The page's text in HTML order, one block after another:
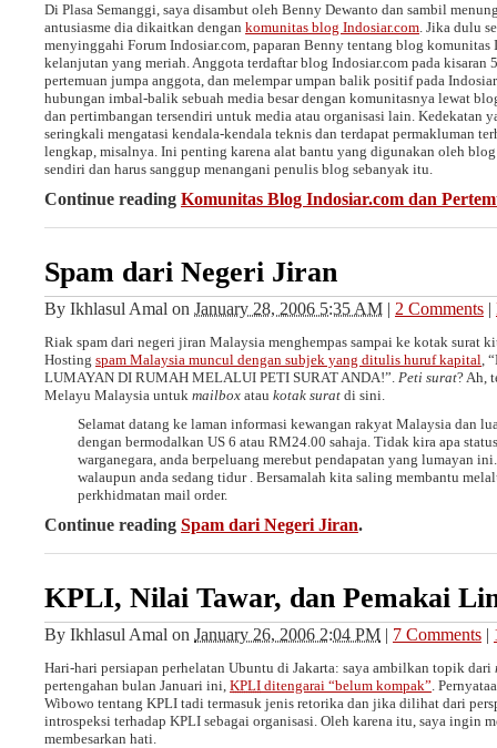
Di Plasa Semanggi, saya disambut oleh Benny Dewanto dan sambil
antusiasme dia dikaitkan dengan komunitas blog Indosiar.com. Jika dulu
menyinggahi Forum Indosiar.com, paparan Benny tentang blog komunitas
kelanjutan yang meriah. Anggota terdaftar blog Indosiar.com pada kisaran
pertemuan jumpa anggota, dan melempar umpan balik positif pada
hubungan imbal-balik sebuah media besar dengan komunitasnya lewat
dan pertimbangan tersendiri untuk media atau organisasi lain. Kedekatan
seringkali mengatasi kendala-kendala teknis dan terdapat permakluman
lengkap, misalnya. Ini penting karena alat bantu yang digunakan oleh
sendiri dan harus sanggup menangani penulis blog sebanyak itu.
Continue reading Komunitas Blog Indosiar.com dan
Spam dari Negeri Jiran
By Ikhlasul Amal on January 28, 2006 5:35 AM | 2 Comments |
Riak spam dari negeri jiran Malaysia menghempas sampai ke kotak surat
Hosting spam Malaysia muncul dengan subjek yang ditulis huruf kapital,
LUMAYAN DI RUMAH MELALUI PETI SURAT ANDA!”. Peti surat? Ah,
Melayu Malaysia untuk mailbox atau kotak surat di sini.
Selamat datang ke laman informasi kewangan rakyat Malaysia dan
dengan bermodalkan US 6 atau RM24.00 sahaja. Tidak kira apa
warganegara, anda berpeluang merebut pendapatan yang lumayan
walaupun anda sedang tidur . Bersamalah kita saling membantu
perkhidmatan mail order.
Continue reading Spam dari Negeri Jiran.
KPLI, Nilai Tawar, dan Pemakai
By Ikhlasul Amal on January 26, 2006 2:04 PM | 7 Comments |
Hari-hari persiapan perhelatan Ubuntu di Jakarta: saya ambilkan topik dari
pertengahan bulan Januari ini, KPLI ditengarai “belum kompak” .
Wibowo tentang KPLI tadi termasuk jenis retorika dan jika dilihat dari
introspeksi terhadap KPLI sebagai organisasi. Oleh karena itu, saya ingin
membesarkan hati.